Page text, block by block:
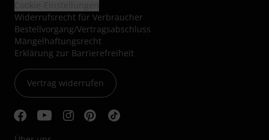
Widerrufsrecht für Verbraucher
Bestellvorgang/Vertragsabschluss
Mängelhaftungsrecht
Erklärung zur Barrierefreiheit
Vertrag widerrufen